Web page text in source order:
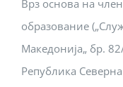
Врз основа на
образование
Македонија„ бр.
Република